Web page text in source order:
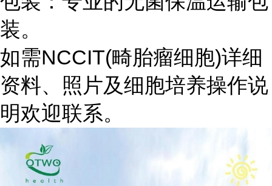
装。
如需NCCIT(畸胎瘤细胞)详细
资料、照片及细胞培养操作说
明欢迎联系。